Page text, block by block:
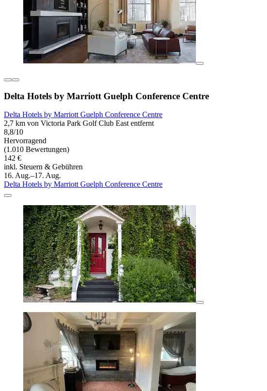
Delta Hotels by Marriott Guelph Conference Centre
Delta Hotels by Marriott Guelph Conference Centre
2,7 km von Victoria Park Golf Club East entfernt
8,8/10
Hervorragend
(1.010 Bewertungen)
142 €
inkl. Steuern & Gebühren
16. Aug.–17. Aug.
Delta Hotels by Marriott Guelph Conference Centre